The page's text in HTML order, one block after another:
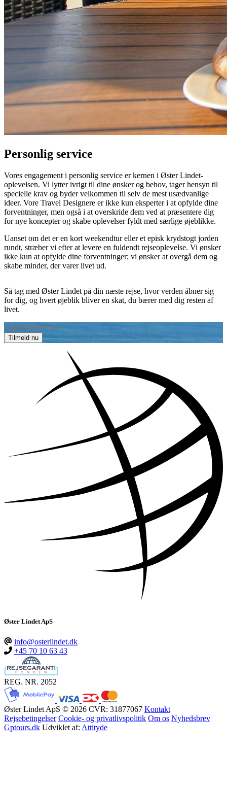
Personlig service
Vores engagement i personlig service er kernen i Øster Lindet-
oplevelsen. Vi lytter ivrigt til dine ønsker og behov, tager hensyn til
specielle krav og byder velkommen til selv de mest usædvanlige
ideer. Vore Travel Designere er ikke kun eksperter i at opfylde dine
forventninger, men også i at overskride dem ved at præsentere dig
for nye koncepter og skabe oplevelser fyldt med særlige øjeblikke.
Uanset om det er en kort weekendtur eller et episk krydstogt jorden
rundt, stræber vi efter at levere en fuldendt rejseoplevelse. Vi ønsker
ikke kun at opfylde dine forventninger; vi ønsker at overgå dem og
skabe minder, der varer livet ud.
Så tag med Øster Lindet på din næste rejse, hvor verden åbner sig
for dig, og hvert øjeblik bliver en skat, du bærer med dig resten af
livet.
Tilmeld nu
Øster Lindet ApS
info@osterlindet.dk
+45 70 10 63 43
REG. NR. 2052
Øster Lindet ApS © 2026 CVR: 31877067 Kontakt
Rejsebetingelser Cookie- og privatlivspolitik Om os Nyhedsbrev
Gptours.dk Udviklet af: Attityde